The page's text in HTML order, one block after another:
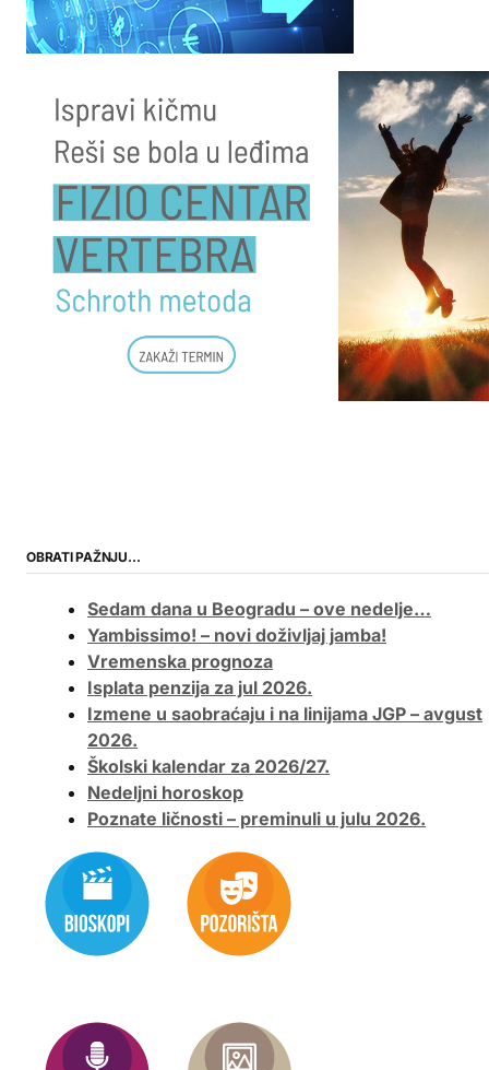
OBRATI PAŽNJU…
Sedam dana u Beogradu – ove nedelje…
Yambissimo! – novi doživljaj jamba!
Vremenska prognoza
Isplata penzija za jul 2026.
Izmene u saobraćaju i na linijama JGP – avgust
2026.
Školski kalendar za 2026/27.
Nedeljni horoskop
Poznate ličnosti – preminuli u julu 2026.